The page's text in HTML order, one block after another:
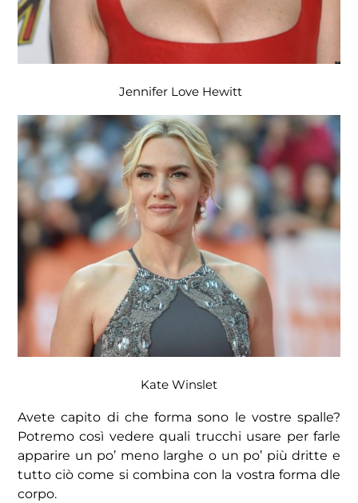
Jennifer Love Hewitt
Kate Winslet
Avete capito di che forma sono le vostre spalle?
Potremo così vedere quali trucchi usare per farle
apparire un po’ meno larghe o un po’ più dritte e
tutto ciò come si combina con la vostra forma dle
corpo.